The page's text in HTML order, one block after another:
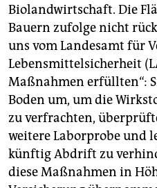
Biolandwirtschaft. Die
Bauern zufolge nicht
uns vom Landesamt für
Lebensmittelsicherheit
Maßnahmen erfüllten“:
Boden um, um die
zu verfrachten,
weitere Laborprobe und
künftig Abdrift zu
diese Maßnahmen in